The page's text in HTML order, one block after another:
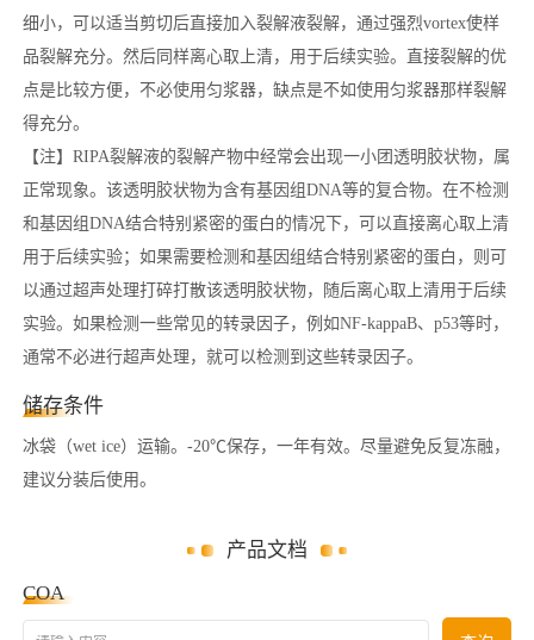
细小，可以适当剪切后直接加入裂解液裂解，通过强烈vortex使样
品裂解充分。然后同样离心取上清，用于后续实验。直接裂解的优
点是比较方便，不必使用匀浆器，缺点是不如使用匀浆器那样裂解
得充分。
【注】RIPA裂解液的裂解产物中经常会出现一小团透明胶状物，属
正常现象。该透明胶状物为含有基因组DNA等的复合物。在不检测
和基因组DNA结合特别紧密的蛋白的情况下，可以直接离心取上清
用于后续实验；如果需要检测和基因组结合特别紧密的蛋白，则可
以通过超声处理打碎打散该透明胶状物，随后离心取上清用于后续
实验。如果检测一些常见的转录因子，例如NF-kappaB、p53等时，
通常不必进行超声处理，就可以检测到这些转录因子。
储存条件
冰袋（wet ice）运输。-20℃保存，一年有效。尽量避免反复冻融，
建议分装后使用。
产品文档
COA